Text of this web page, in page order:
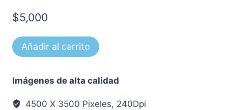
$5,000
Img
La
0140
cantidad
Añadir al carrito
Imágenes de alta calidad
4500 X 3500 Pixeles, 240Dpi